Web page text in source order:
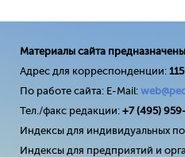
Материалы сайта
Адрес для корреспонденции:
По работе сайта: E-Mail:
Тел./факс редакции: +7 (495)
Индексы для индивидуальных
Индексы для предприятий и